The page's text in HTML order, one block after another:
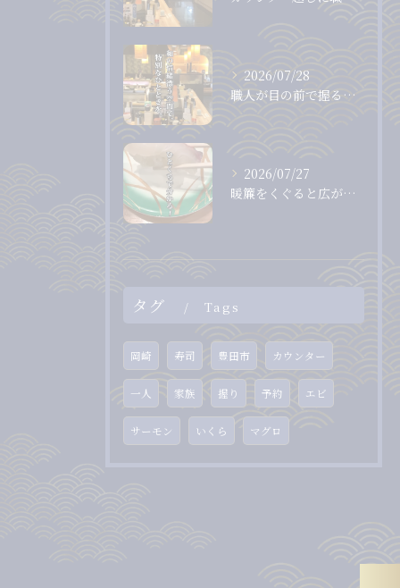
2026/07/28
職人が目の前で握る、息をのむほど美しいまぐろ。
2026/07/27
暖簾をくぐると広がる、落ち着いた和の空間。
タグ Tags
岡崎 寿司 豊田市 カウンター
一人 家族 握り 予約 エビ
サーモン いくら マグロ